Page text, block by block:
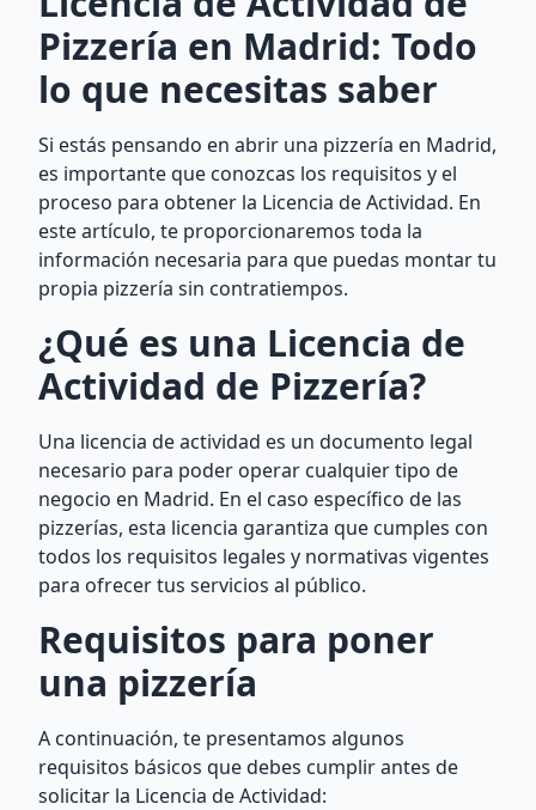
Pizzería en Madrid: Todo
lo que necesitas saber
Si estás pensando en abrir una pizzería en Madrid,
es importante que conozcas los requisitos y el
proceso para obtener la Licencia de Actividad. En
este artículo, te proporcionaremos toda la
información necesaria para que puedas montar tu
propia pizzería sin contratiempos.
¿Qué es una Licencia de
Actividad de Pizzería?
Una licencia de actividad es un documento legal
necesario para poder operar cualquier tipo de
negocio en Madrid. En el caso específico de las
pizzerías, esta licencia garantiza que cumples con
todos los requisitos legales y normativas vigentes
para ofrecer tus servicios al público.
Requisitos para poner
una pizzería
A continuación, te presentamos algunos
requisitos básicos que debes cumplir antes de
solicitar la Licencia de Actividad: